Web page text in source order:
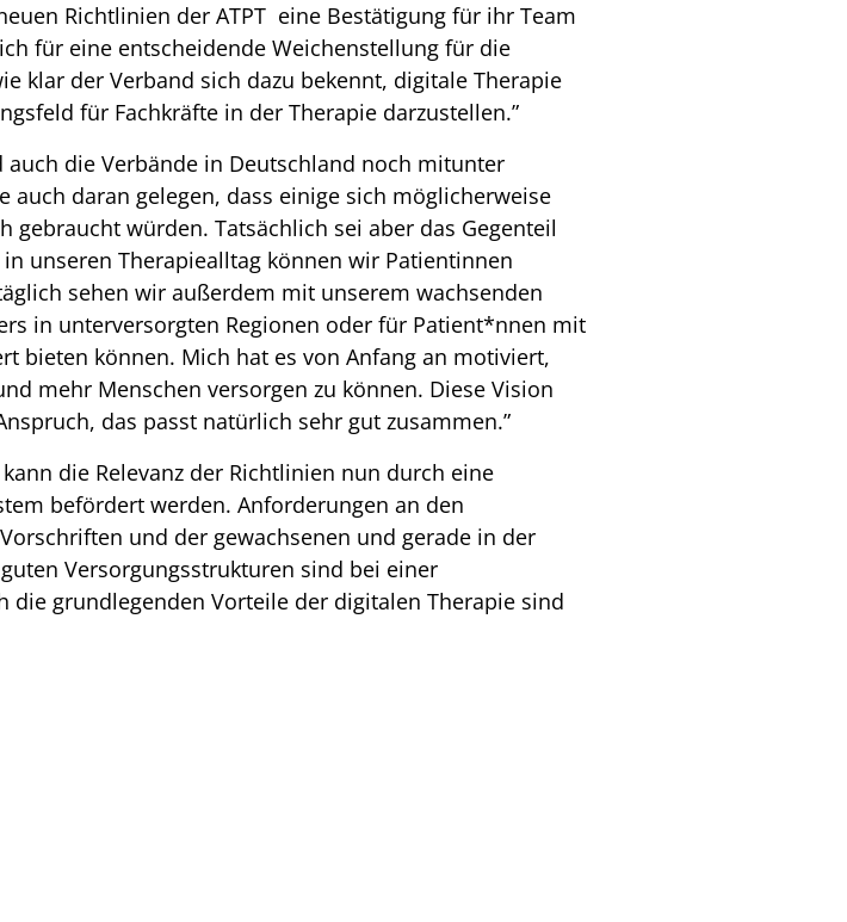
Richtlinien der ATPT eine Bestätigung für ihr Team
für eine entscheidende Weichenstellung für die
klar der Verband sich dazu bekennt, digitale Therapie
für Fachkräfte in der Therapie darzustellen.”
die Verbände in Deutschland noch mitunter
daran gelegen, dass einige sich möglicherweise
würden. Tatsächlich sei aber das Gegenteil
unseren Therapiealltag können wir Patientinnen
sehen wir außerdem mit unserem wachsenden
in unterversorgten Regionen oder für Patient*nnen mit
bieten können. Mich hat es von Anfang an motiviert,
mehr Menschen versorgen zu können. Diese Vision
das passt natürlich sehr gut zusammen.”
die Relevanz der Richtlinien nun durch eine
befördert werden. Anforderungen an den
und der gewachsenen und gerade in der
Versorgungsstrukturen sind bei einer
grundlegenden Vorteile der digitalen Therapie sind